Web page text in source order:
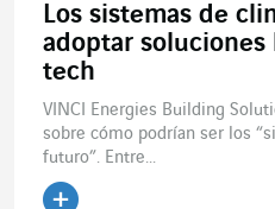
Los sistemas de
adoptar
tech
VINCI Energies Building
sobre cómo podrían ser los
futuro”. Entre...